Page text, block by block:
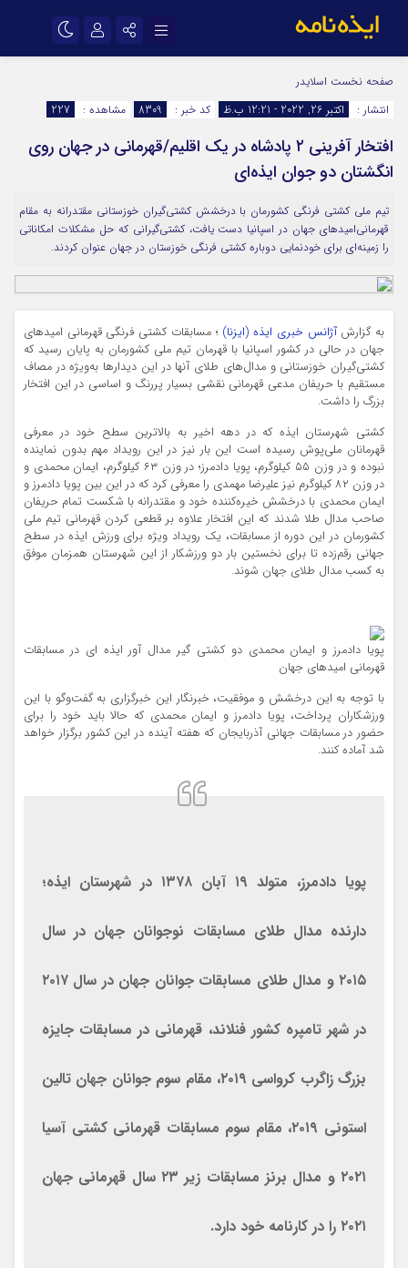
اینستاگرام
سروش
ایتا
آپارات
اپلیکیشن رمز عبور
مرا به خاطر بسپار
صفحه نخست اسلایدر
انتشار :
اکتبر 26, 2022 - 12:21 ب.ظ کد خبر : 8309 مشاهده : 227
افتخار آفرینی ۲ پادشاه در یک اقلیم/قهرمانی در جهان روی
انگشتان دو جوان ایذه‌ای
تیم ملی کشتی فرنگی کشورمان با درخشش کشتی‌گیران خوزستانی مقتدرانه به مقام
قهرمانی‌امید‌های جهان در اسپانیا دست یافت، کشتی‌گیرانی که حل مشکلات امکاناتی
را زمینه‌ای برای خودنمایی دوباره کشتی فرنگی خوزستان در جهان عنوان کردند.
به گزارشآژانس خبری ایذه (ایزنا) ؛ مسابقات کشتی فرنگی قهرمانی ‌امید‌های
جهان در حالی در کشور اسپانیا با قهرمان تیم ملی کشورمان به پایان رسید که
کشتی‌گیران خوزستانی و مدال‌های طلای آنها در این دیدار‌ها به‌ویژه در مصاف
مستقیم با حریفان مدعی قهرمانی نقشی بسیار پررنگ و اساسی در این افتخار
بزرگ را داشت.
کشتی شهرستان ایذه که در دهه اخیر به بالاترین سطح خود در معرفی
قهرمانان ملی‌پوش رسیده است این بار نیز در این رویداد مهم بدون نماینده
نبوده و در وزن ۵۵ کیلوگرم، پویا دادمرز؛ در وزن ۶۳ کیلوگرم، ‌ایمان محمدی و
در وزن ۸۲ کیلوگرم نیز علیرضا مهمدی را معرفی کرد که در این بین پویا دادمرز و
‌ایمان محمدی با درخشش خیره‌کننده خود و مقتدرانه با شکست تمام حریفان
صاحب مدال طلا شدند که این افتخار علاوه بر قطعی کردن قهرمانی تیم ملی
کشورمان در این دوره از مسابقات، یک رویداد ویژه برای ورزش ایذه در سطح
جهانی رقم‌زده تا برای نخستین بار دو ورزشکار از این شهرستان همزمان موفق
به کسب مدال طلای جهان شوند.
پویا دادمرز و ایمان محمدی دو کشتی گیر مدال آور ایذه ای در مسابقات
قهرمانی امیدهای جهان
با توجه به این درخشش و موفقیت، خبرنگار این خبرگزاری به گفت‌و‌گو با این
ورزشکاران پرداخت، پویا دادمرز و‌ ایمان محمدی که حالا باید خود را برای
حضور در مسابقات جهانی آذربایجان که هفته آینده در این کشور برگزار خواهد
شد آماده کنند.
پویا دادمرز، متولد ۱۹ آبان ۱۳۷۸ در شهرستان ایذه؛
دارنده مدال طلای مسابقات نوجوانان جهان در سال
۲۰۱۵ و مدال طلای مسابقات جوانان جهان در سال ۲۰۱۷
در شهر تامپره کشور فنلاند، قهرمانی در مسابقات جایزه
بزرگ زاگرب کرواسی ۲۰۱۹، مقام سوم جوانان جهان تالین
استونی ۲۰۱۹، مقام سوم مسابقات قهرمانی کشتی آسیا
۲۰۲۱ و مدال برنز مسابقات زیر ۲۳ سال قهرمانی جهان
۲۰۲۱ را در کارنامه خود دارد.